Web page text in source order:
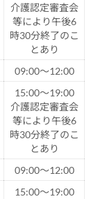
介護認定審査会
等により午後6
時30分終了のこ
とあり
09:00～12:00
15:00～19:00
介護認定審査会
等により午後6
時30分終了のこ
とあり
09:00～12:00
15:00～19:00